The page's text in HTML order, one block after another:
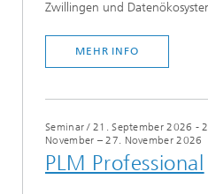
Zwillingen und
MEHR INFO
Seminar / 21. September 2026 -
November – 27. November 2026
PLM Professional​​